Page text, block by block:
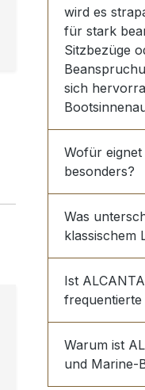
wird es
für stark
Sitzbezüge
sich
Wofür
besonders?
Was
klassischem
Ist
frequentierte
Warum ist
und Marine-